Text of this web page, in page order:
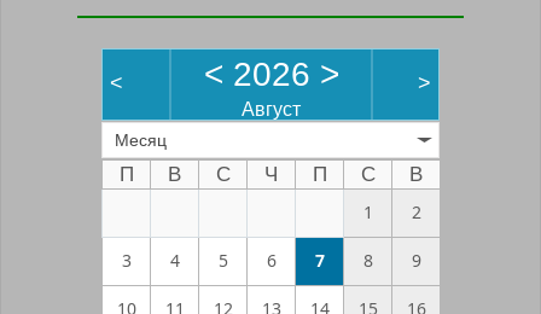
< < 2026 >
Август
>
Месяц
П В С Ч П С
В
1
2
3 4 5 6 7 8 9
10 11 12 13 14 15 16